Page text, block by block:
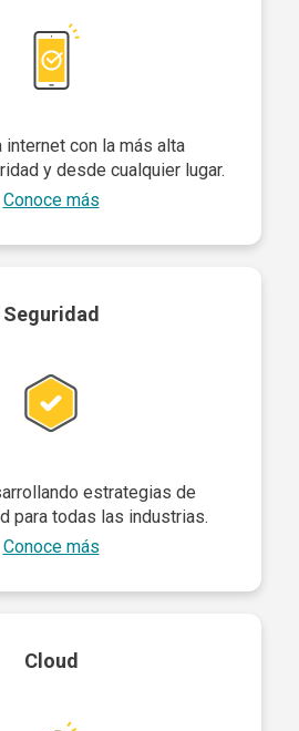
internet con la más alta
y desde cualquier lugar.
Conoce más
Seguridad
estrategias de
para todas las industrias.
Conoce más
Cloud